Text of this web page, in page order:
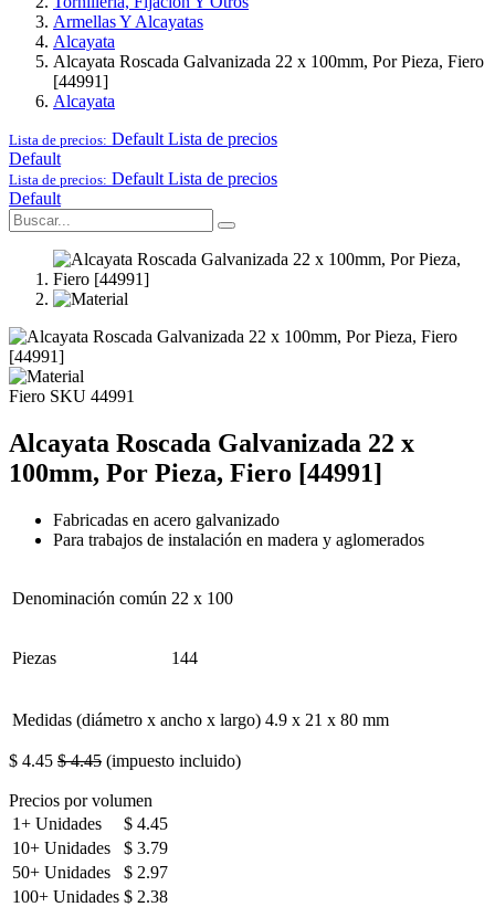
Armellas Y Alcayatas
Alcayata
Alcayata Roscada Galvanizada 22 x 100mm, Por Pieza, Fiero
[44991]
Alcayata
Lista de precios: Default Lista de precios
Default
Lista de precios: Default Lista de precios
Default
Fiero SKU 44991
Alcayata Roscada Galvanizada 22 x
100mm, Por Pieza, Fiero [44991]
Fabricadas en acero galvanizado
Para trabajos de instalación en madera y aglomerados
Denominación común 22 x 100
Piezas 144
Medidas (diámetro x ancho x largo) 4.9 x 21 x 80 mm
$ 4.45 $4.45 (impuesto incluido)
Precios por volumen
1+ Unidades $ 4.45
10+ Unidades $ 3.79
50+ Unidades $ 2.97
100+ Unidades $ 2.38